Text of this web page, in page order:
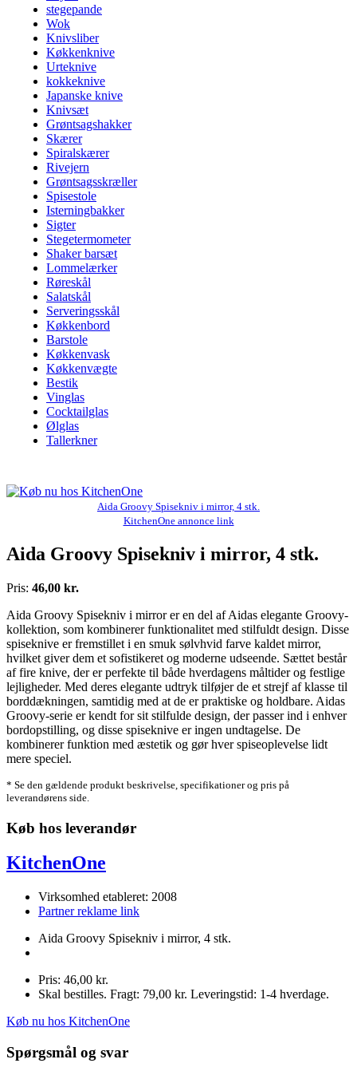
stegepande
Wok
Knivsliber
Køkkenknive
Urteknive
kokkeknive
Japanske knive
Knivsæt
Grøntsagshakker
Skærer
Spiralskærer
Rivejern
Grøntsagsskræller
Spisestole
Isterningbakker
Sigter
Stegetermometer
Shaker barsæt
Lommelærker
Røreskål
Salatskål
Serveringsskål
Køkkenbord
Barstole
Køkkenvask
Køkkenvægte
Bestik
Vinglas
Cocktailglas
Ølglas
Tallerkner
Aida Groovy Spisekniv i mirror, 4 stk.
KitchenOne annonce link
Aida Groovy Spisekniv i mirror, 4 stk.
Pris: 46,00 kr.
Aida Groovy Spisekniv i mirror er en del af Aidas elegante Groovy-
kollektion, som kombinerer funktionalitet med stilfuldt design. Disse
spiseknive er fremstillet i en smuk sølvhvid farve kaldet mirror,
hvilket giver dem et sofistikeret og moderne udseende. Sættet består
af fire knive, der er perfekte til både hverdagens måltider og festlige
lejligheder. Med deres elegante udtryk tilføjer de et strejf af klasse til
borddækningen, samtidig med at de er praktiske og holdbare. Aidas
Groovy-serie er kendt for sit stilfulde design, der passer ind i enhver
bordopstilling, og disse spiseknive er ingen undtagelse. De
kombinerer funktion med æstetik og gør hver spiseoplevelse lidt
mere speciel.
* Se den gældende produkt beskrivelse, specifikationer og pris på
leverandørens side.
Køb hos leverandør
KitchenOne
Virksomhed etableret: 2008
Partner reklame link
Aida Groovy Spisekniv i mirror, 4 stk.
Pris: 46,00 kr.
Skal bestilles. Fragt: 79,00 kr. Leveringstid: 1-4 hverdage.
Køb nu hos KitchenOne
Spørgsmål og svar